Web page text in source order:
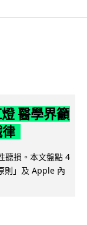
醫學界籲
聽損。本文盤點 4
則」及 Apple 內